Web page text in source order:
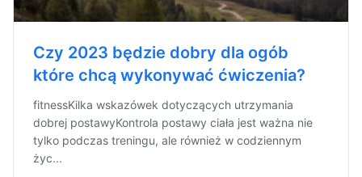
Czy 2023 będzie dobry dla ogób
które chcą wykonywać ćwiczenia?
fitnessKilka wskazówek dotyczących utrzymania
dobrej postawyKontrola postawy ciała jest ważna nie
tylko podczas treningu, ale również w codziennym
życ...